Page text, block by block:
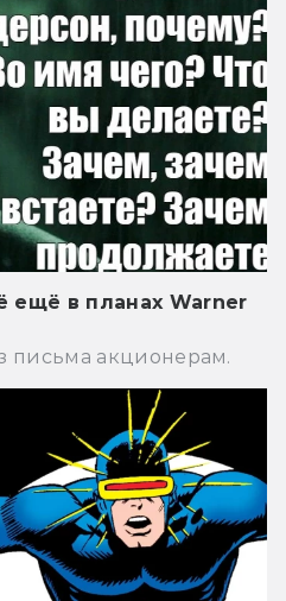
ещё в планах Warner
письма акционерам.